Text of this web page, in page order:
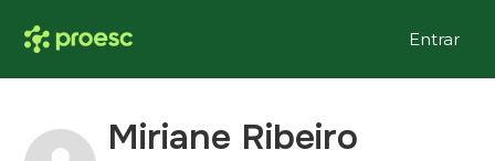
Entrar
Miriane Ribeiro